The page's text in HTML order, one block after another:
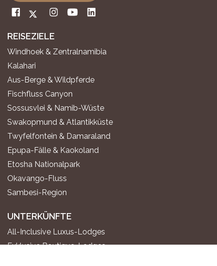
REISEZIELE
Windhoek & Zentralnamibia
Kalahari
Aus-Berge & Wildpferde
Fischfluss Canyon
Sossusvlei & Namib-Wüste
Swakopmund & Atlantikküste
Twyfelfontein & Damaraland
Epupa-Fälle & Kaokoland
Etosha Nationalpark
Okavango-Fluss
Sambesi-Region
UNTERKÜNFTE
All-Inclusive Luxus-Lodges
Exklusive Boutique-Lodges